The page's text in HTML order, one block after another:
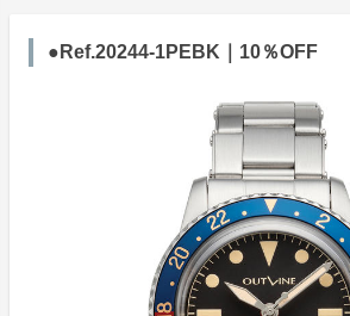
●Ref.20244-1PEBK｜10％OFF